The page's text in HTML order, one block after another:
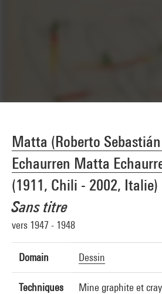
Matta (Roberto
Echaurren Matta
(1911, Chili - 2002, Italie)
Sans titre
vers 1947 - 1948
Domain Dessin
Techniques Mine graphite et